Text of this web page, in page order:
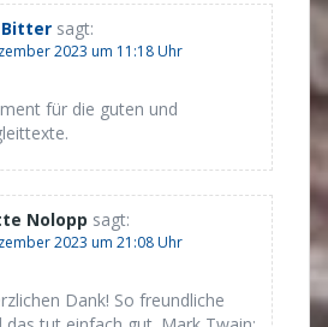
Bitter sagt:
2023 um 11:18 Uhr
für die guten und
Nolopp sagt:
2023 um 21:08 Uhr
Dank! So freundliche